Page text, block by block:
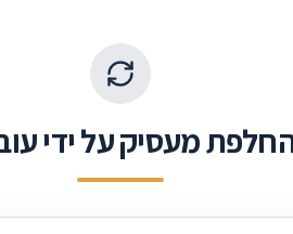
מעסיק על ידי